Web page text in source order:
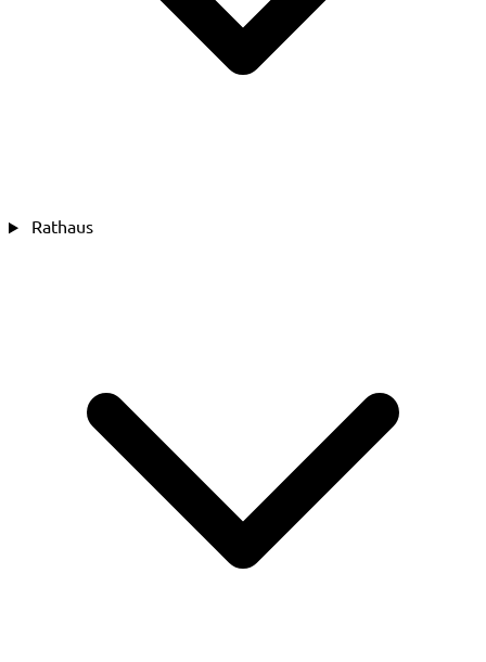
Rathaus